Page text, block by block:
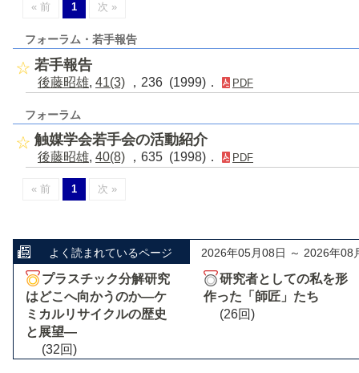
« 前 1 次 »
フォーラム・若手報告
若手報告
後藤昭雄, 41(3) ，236 (1999)． PDF
フォーラム
触媒学会若手会の活動紹介
後藤昭雄, 40(8) ，635 (1998)． PDF
« 前 1 次 »
よく読まれているページ 2026年05月08日 ～ 2026年08
プラスチック分解研究
はどこへ向かうのか―ケ
ミカルリサイクルの歴史
と展望―
(32回)
研究者としての私を形
作った「師匠」たち
(26回)